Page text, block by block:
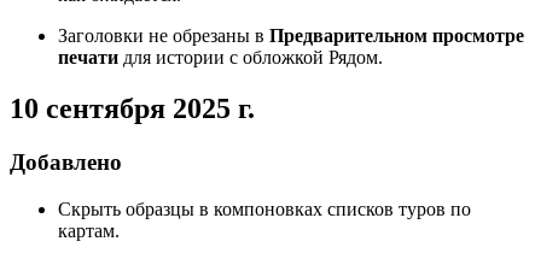
Заголовки не обрезаны в Предварительном просмотре
печати для истории с обложкой Рядом.
10 сентября 2025 г.
Добавлено
Скрыть образцы в компоновках списков туров по
картам.